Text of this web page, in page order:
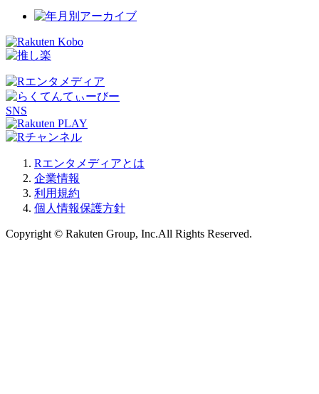
SNS
Rエンタメディアとは
企業情報
利用規約
個人情報保護方針
Copyright © Rakuten Group, Inc.All Rights Reserved.